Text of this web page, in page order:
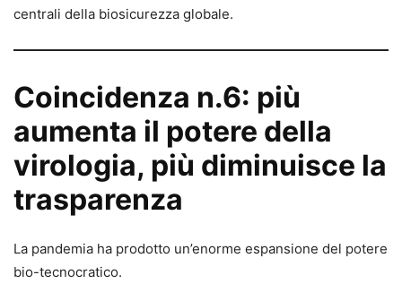
centrali della biosicurezza globale.
Coincidenza n.6: più
aumenta il potere della
virologia, più diminuisce la
trasparenza
La pandemia ha prodotto un’enorme espansione del potere
bio-tecnocratico.